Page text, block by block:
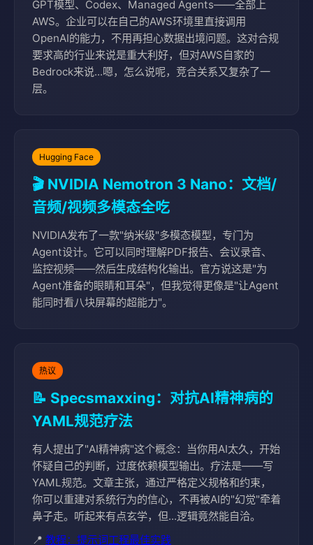
GPT模型、Codex、Managed Agents——全部上
AWS。企业可以在自己的AWS环境里直接调用
OpenAI的能力，不用再担心数据出境问题。这对合规
要求高的行业来说是重大利好，但对AWS自家的
Bedrock来说...嗯，怎么说呢，竞合关系又复杂了一
层。
Hugging Face
🎬 NVIDIA Nemotron 3 Nano：文档/
音频/视频多模态全吃
NVIDIA发布了一款"纳米级"多模态模型，专门为
Agent设计。它可以同时理解PDF报告、会议录音、
监控视频——然后生成结构化输出。官方说这是"为
Agent准备的眼睛和耳朵"，但我觉得更像是"让Agent
能同时看八块屏幕的超能力"。
热议
📝 Specsmaxxing：对抗AI精神病的
YAML规范疗法
有人提出了"AI精神病"这个概念：当你用AI太久，开始
怀疑自己的判断，过度依赖模型输出。疗法是——写
YAML规范。文章主张，通过严格定义规格和约束，
你可以重建对系统行为的信心，不再被AI的"幻觉"牵着
鼻子走。听起来有点玄学，但...逻辑竟然能自洽。
📍 教程：提示词工程最佳实践